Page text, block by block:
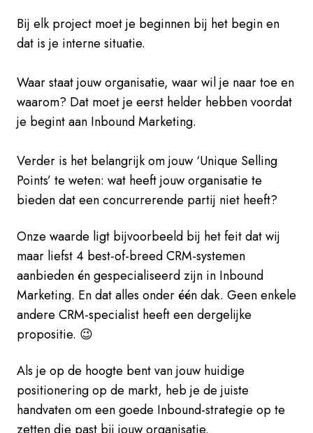
Bij elk project moet je beginnen bij het begin en
dat is je interne situatie.
Waar staat jouw organisatie, waar wil je naar toe en
waarom? Dat moet je eerst helder hebben voordat
je begint aan Inbound Marketing.
Verder is het belangrijk om jouw ‘Unique Selling
Points’ te weten: wat heeft jouw organisatie te
bieden dat een concurrerende partij niet heeft?
Onze waarde ligt bijvoorbeeld bij het feit dat wij
maar liefst 4 best-of-breed CRM-systemen
aanbieden én gespecialiseerd zijn in Inbound
Marketing. En dat alles onder één dak. Geen enkele
andere CRM-specialist heeft een dergelijke
propositie. 😉
Als je op de hoogte bent van jouw huidige
positionering op de markt, heb je de juiste
handvaten om een goede Inbound-strategie op te
zetten die past bij jouw organisatie.